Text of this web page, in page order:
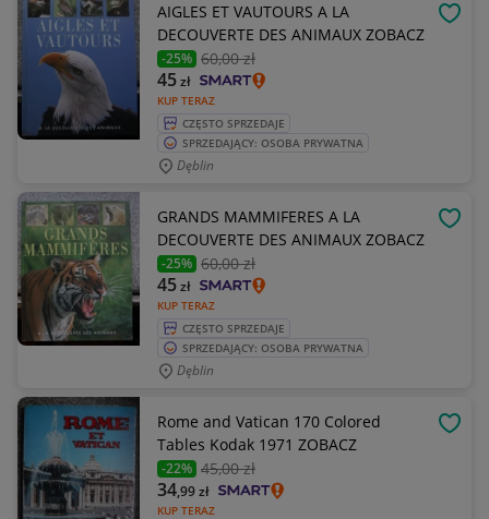
AIGLES ET VAUTOURS A LA
DECOUVERTE DES ANIMAUX ZOBACZ
-25% 60,00 zł
KUP TERAZ
45zł
CZĘSTO SPRZEDAJE
SPRZEDAJĄCY: OSOBA PRYWATNA
Dęblin
GRANDS MAMMIFERES A LA
DECOUVERTE DES ANIMAUX ZOBACZ
-25% 60,00 zł
KUP TERAZ
45zł
CZĘSTO SPRZEDAJE
SPRZEDAJĄCY: OSOBA PRYWATNA
Dęblin
Rome and Vatican 170 Colored
Tables Kodak 1971 ZOBACZ
-22% 45,00 zł
KUP TERAZ
34,99zł